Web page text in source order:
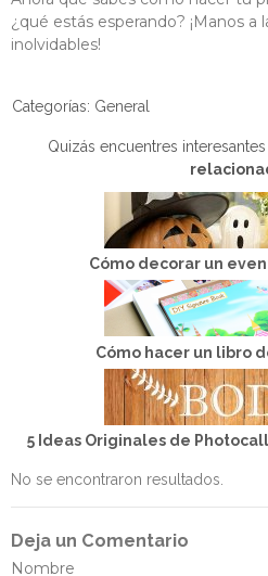
¿qué estás esperando? ¡Manos a
inolvidables!
Categorías: General
Quizás encuentres
Cómo decorar un
Cómo hacer un libro
5 Ideas Originales de
No se encontraron resultados.
Deja un Comentario
Nombre